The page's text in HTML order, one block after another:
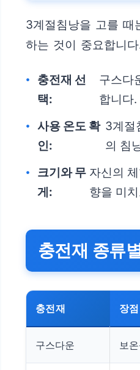
3계절침낭을 고를 때
하는 것이 중요합니
충전재 선
택:
구스다
합니다.
사용 온도 확
인:
3계절
의 침
크기와 무
게:
자신의
향을 미
충전재 종류
충전재 장점
구스다운 보